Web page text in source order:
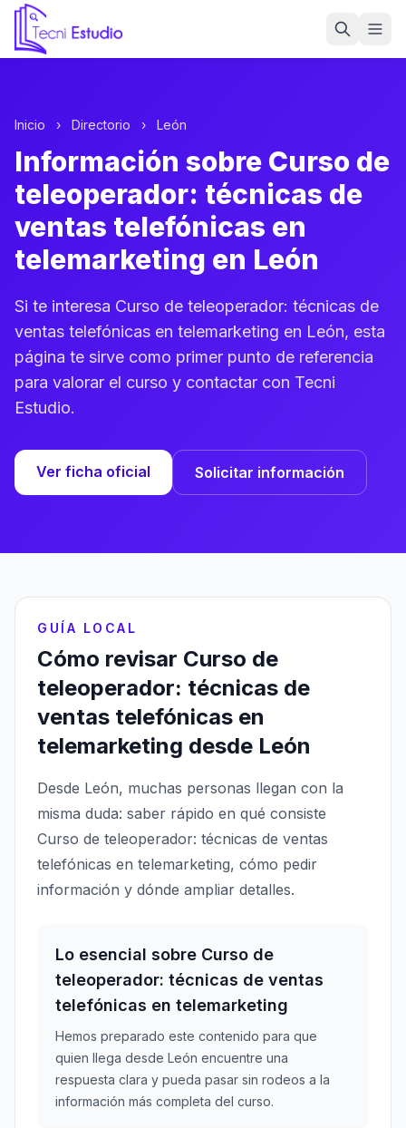
Ir a la página de inicio de Tecni Estudio
Inicio › Directorio › León
Información sobre Curso de
teleoperador: técnicas de
ventas telefónicas en
telemarketing en León
Si te interesa Curso de teleoperador: técnicas de
ventas telefónicas en telemarketing en León, esta
página te sirve como primer punto de referencia
para valorar el curso y contactar con Tecni
Estudio.
Ver ficha oficial Solicitar información
GUÍA LOCAL
Cómo revisar Curso de
teleoperador: técnicas de
ventas telefónicas en
telemarketing desde León
Desde León, muchas personas llegan con la
misma duda: saber rápido en qué consiste
Curso de teleoperador: técnicas de ventas
telefónicas en telemarketing, cómo pedir
información y dónde ampliar detalles.
Lo esencial sobre Curso de
teleoperador: técnicas de ventas
telefónicas en telemarketing
Hemos preparado este contenido para que
quien llega desde León encuentre una
respuesta clara y pueda pasar sin rodeos a la
información más completa del curso.